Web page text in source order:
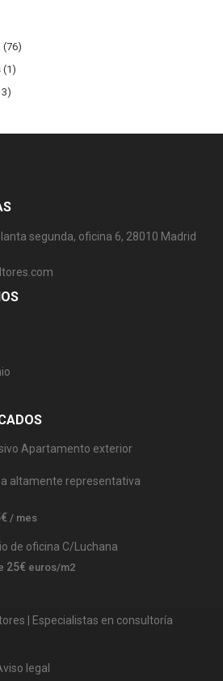
(76)
(1)
segunda, oficina 6, 28010 Madrid
Apartamento exterior
altamente representativa
/ mes
de oficina C/Luchana
25€ euros/m2
| Especialistas en consultoría
legal